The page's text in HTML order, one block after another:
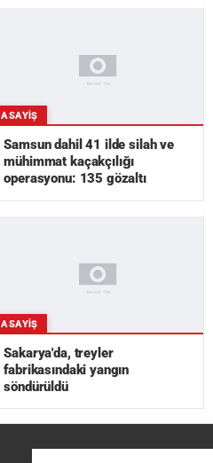
ASAYIŞ
Samsun dahil 41 ilde silah ve
mühimmat kaçakçılığı
operasyonu: 135 gözaltı
ASAYIŞ
Sakarya'da, treyler
fabrikasındaki yangın
söndürüldü